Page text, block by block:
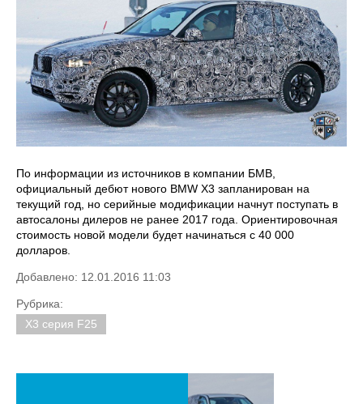
По информации из источников в компании БМВ,
официальный дебют нового BMW X3 запланирован на
текущий год, но серийные модификации начнут поступать в
автосалоны дилеров не ранее 2017 года. Ориентировочная
стоимость новой модели будет начинаться с 40 000
долларов.
Добавлено: 12.01.2016 11:03
Рубрика:
X3 серия F25